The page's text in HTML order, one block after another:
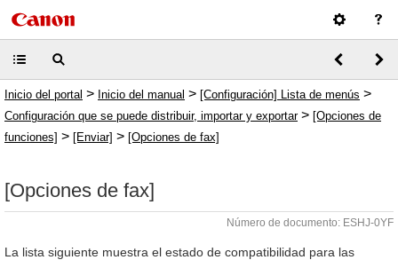
Inicio del portal > Inicio del manual > [Configuración] Lista de menús >
Configuración que se puede distribuir, importar y exportar> [Opciones de
funciones] > [Enviar] > [Opciones de fax]
[Opciones de fax]
Número de documento: ESHJ-0YF
La lista siguiente muestra el estado de compatibilidad para las